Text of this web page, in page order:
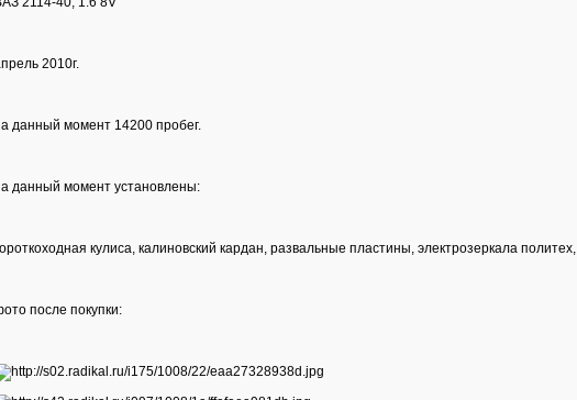
2010г.
данный момент 14200 пробег.
данный момент установлены:
кулиса, калиновский кардан, развальные пластины, электрозеркала политех,
после покупки: